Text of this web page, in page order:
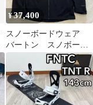
¥37,400
スノーボードウェア
バートン スノボーウ
ェア ウィンタースポ